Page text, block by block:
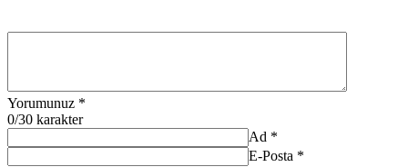
Yorumunuz *
0/30 karakter
Ad *
E-Posta *